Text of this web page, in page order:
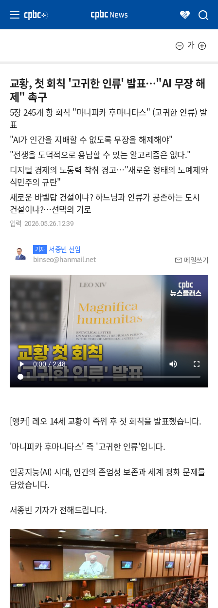
가
교황, 첫 회칙 '고귀한 인류' 발표…"AI 무장 해
제" 촉구
5장 245개 항 회칙 "마니피카 후마니타스" (고귀한 인류) 발
표
"AI가 인간을 지배할 수 없도록 무장을 해제해야"
"전쟁을 도덕적으로 용납할 수 있는 알고리즘은 없다."
디지털 경제의 노동력 착취 경고…"새로운 형태의 노예제와
식민주의 규탄"
새로운 바벨탑 건설이냐? 하느님과 인류가 공존하는 도시
건설이냐?…선택의 기로
입력 2026.05.26.12:39
기자 서종빈 선임
binseo@hanmail.net
메일쓰기
[앵커] 레오 14세 교황이 즉위 후 첫 회칙을 발표했습니다.
'마니피카 후마니타스' 즉 '고귀한 인류'입니다.
인공지능(AI) 시대, 인간의 존엄성 보존과 세계 평화 문제를
담았습니다.
서종빈 기자가 전해드립니다.